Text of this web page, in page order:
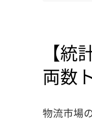
【
両数
物流市場